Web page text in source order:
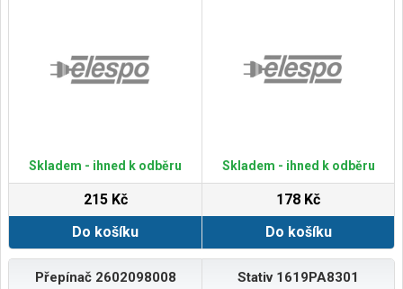
Skladem - ihned k odběru
215 Kč
Do košíku
Skladem - ihned k odběru
178 Kč
Do košíku
Přepínač 2602098008 Stativ 1619PA8301